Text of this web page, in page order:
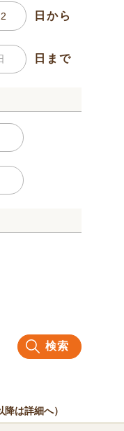
日から
日まで
検索
は詳細へ）